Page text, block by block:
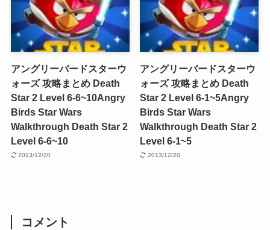
アングリーバードスターウ
ォーズ 攻略まとめ Death
Star 2 Level 6-6~10Angry
Birds Star Wars
Walkthrough Death Star 2
Level 6-6~10
2013/12/20
アングリーバードスターウ
ォーズ 攻略まとめ Death
Star 2 Level 6-1~5Angry
Birds Star Wars
Walkthrough Death Star 2
Level 6-1~5
2013/12/20
コメント